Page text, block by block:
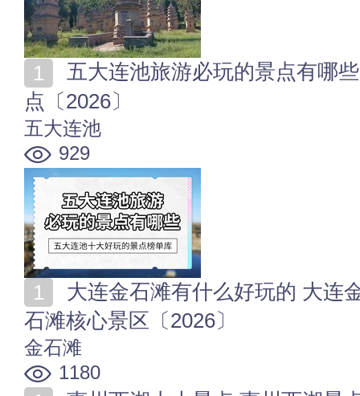
点〔2026〕
五大连池
929
石滩核心景区〔2026〕
金石滩
1180